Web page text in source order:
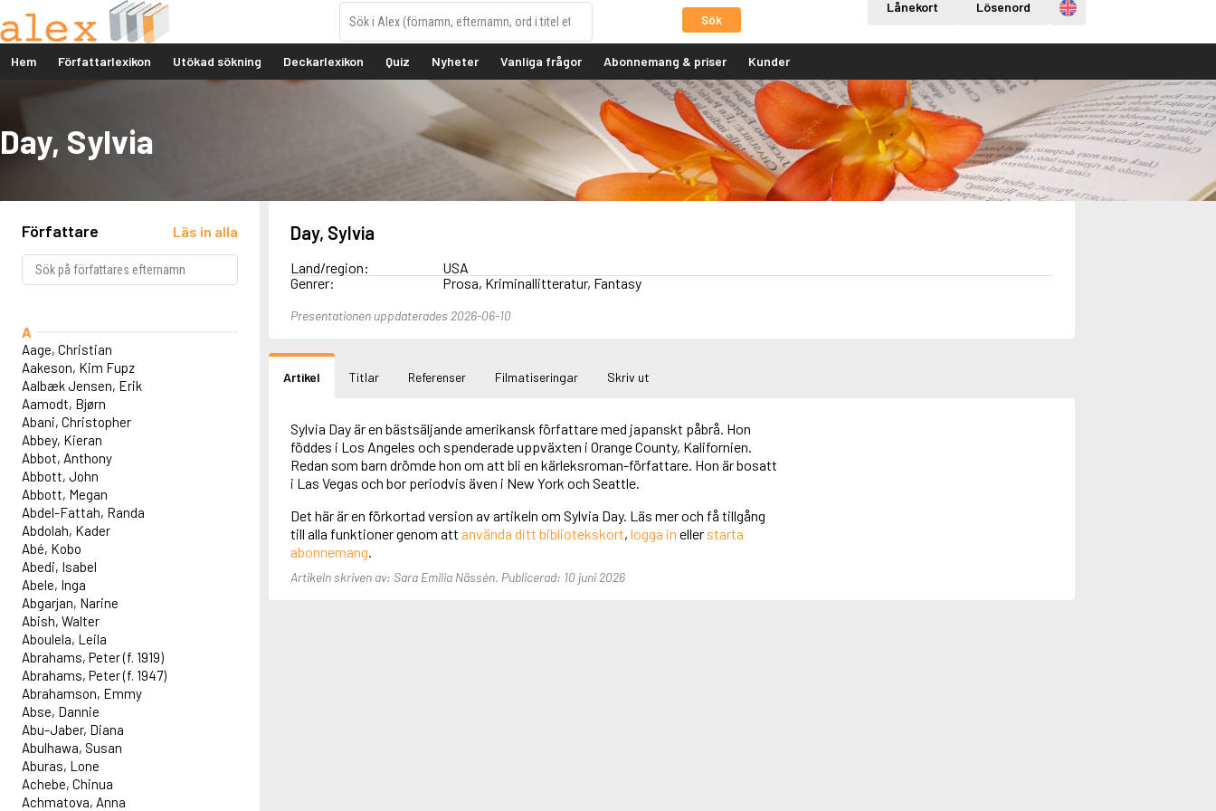
Sök
Lånekort Lösenord Engelska
Hem Författarlexikon Utökad sökning Deckarlexikon Quiz Nyheter Vanliga frågor Abonnemang & priser Kunder
Day, Sylvia
Författare Läs in alla
A
Aage, Christian
Aakeson, Kim Fupz
Aalbæk Jensen, Erik
Aamodt, Bjørn
Abani, Christopher
Abbey, Kieran
Abbot, Anthony
Abbott, John
Abbott, Megan
Abdel-Fattah, Randa
Abdolah, Kader
Abé, Kobo
Abedi, Isabel
Abele, Inga
Abgarjan, Narine
Abish, Walter
Aboulela, Leila
Abrahams, Peter (f. 1919)
Abrahams, Peter (f. 1947)
Abrahamson, Emmy
Abse, Dannie
Abu-Jaber, Diana
Abulhawa, Susan
Aburas, Lone
Achebe, Chinua
Achmatova, Anna
Day, Sylvia
Land/region:
USA
Genrer:
Prosa, Kriminallitteratur, Fantasy
Presentationen uppdaterades 2026-06-10
Artikel Titlar Referenser Filmatiseringar Skriv ut
Sylvia Day är en bästsäljande amerikansk författare med japanskt påbrå. Hon
föddes i Los Angeles och spenderade uppväxten i Orange County, Kalifornien.
Redan som barn drömde hon om att bli en kärleksroman-författare. Hon är bosatt
i Las Vegas och bor periodvis även i New York och Seattle.
Det här är en förkortad version av artikeln om Sylvia Day. Läs mer och få tillgång
till alla funktioner genom att använda ditt bibliotekskort, logga in eller starta
abonnemang.
Artikeln skriven av: Sara Emilia Nässén. Publicerad: 10 juni 2026